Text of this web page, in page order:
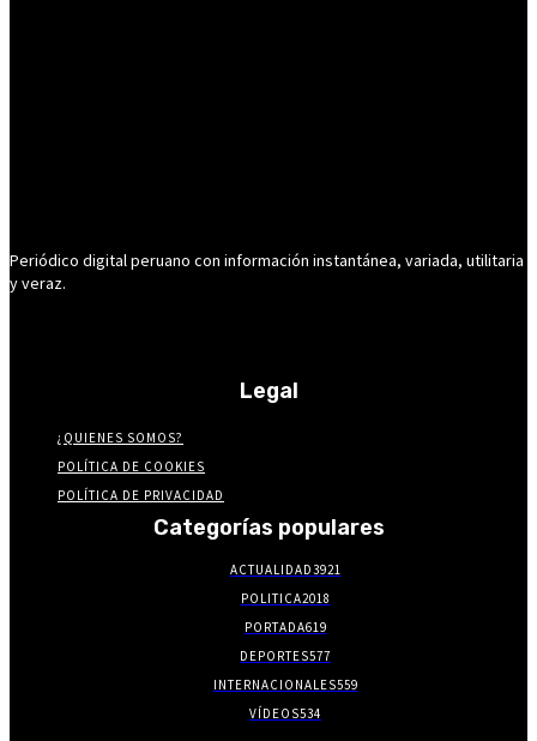
Periódico digital peruano con información instantánea, variada, utilitaria
y veraz.
Legal
¿QUIENES SOMOS?
POLÍTICA DE COOKIES
POLÍTICA DE PRIVACIDAD
Categorías populares
ACTUALIDAD3921
POLITICA2018
PORTADA619
DEPORTES577
INTERNACIONALES559
VÍDEOS534